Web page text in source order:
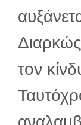
τον